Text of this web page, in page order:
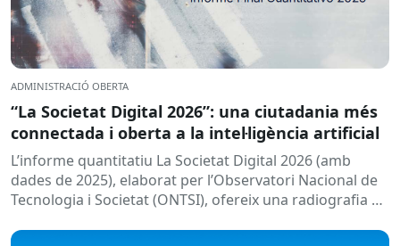
ADMINISTRACIÓ OBERTA
“La Societat Digital 2026”: una ciutadania més
connectada i oberta a la intel·ligència artificial
L’informe quantitatiu La Societat Digital 2026 (amb
dades de 2025), elaborat per l’Observatori Nacional de
Tecnologia i Societat (ONTSI), ofereix una radiografia de